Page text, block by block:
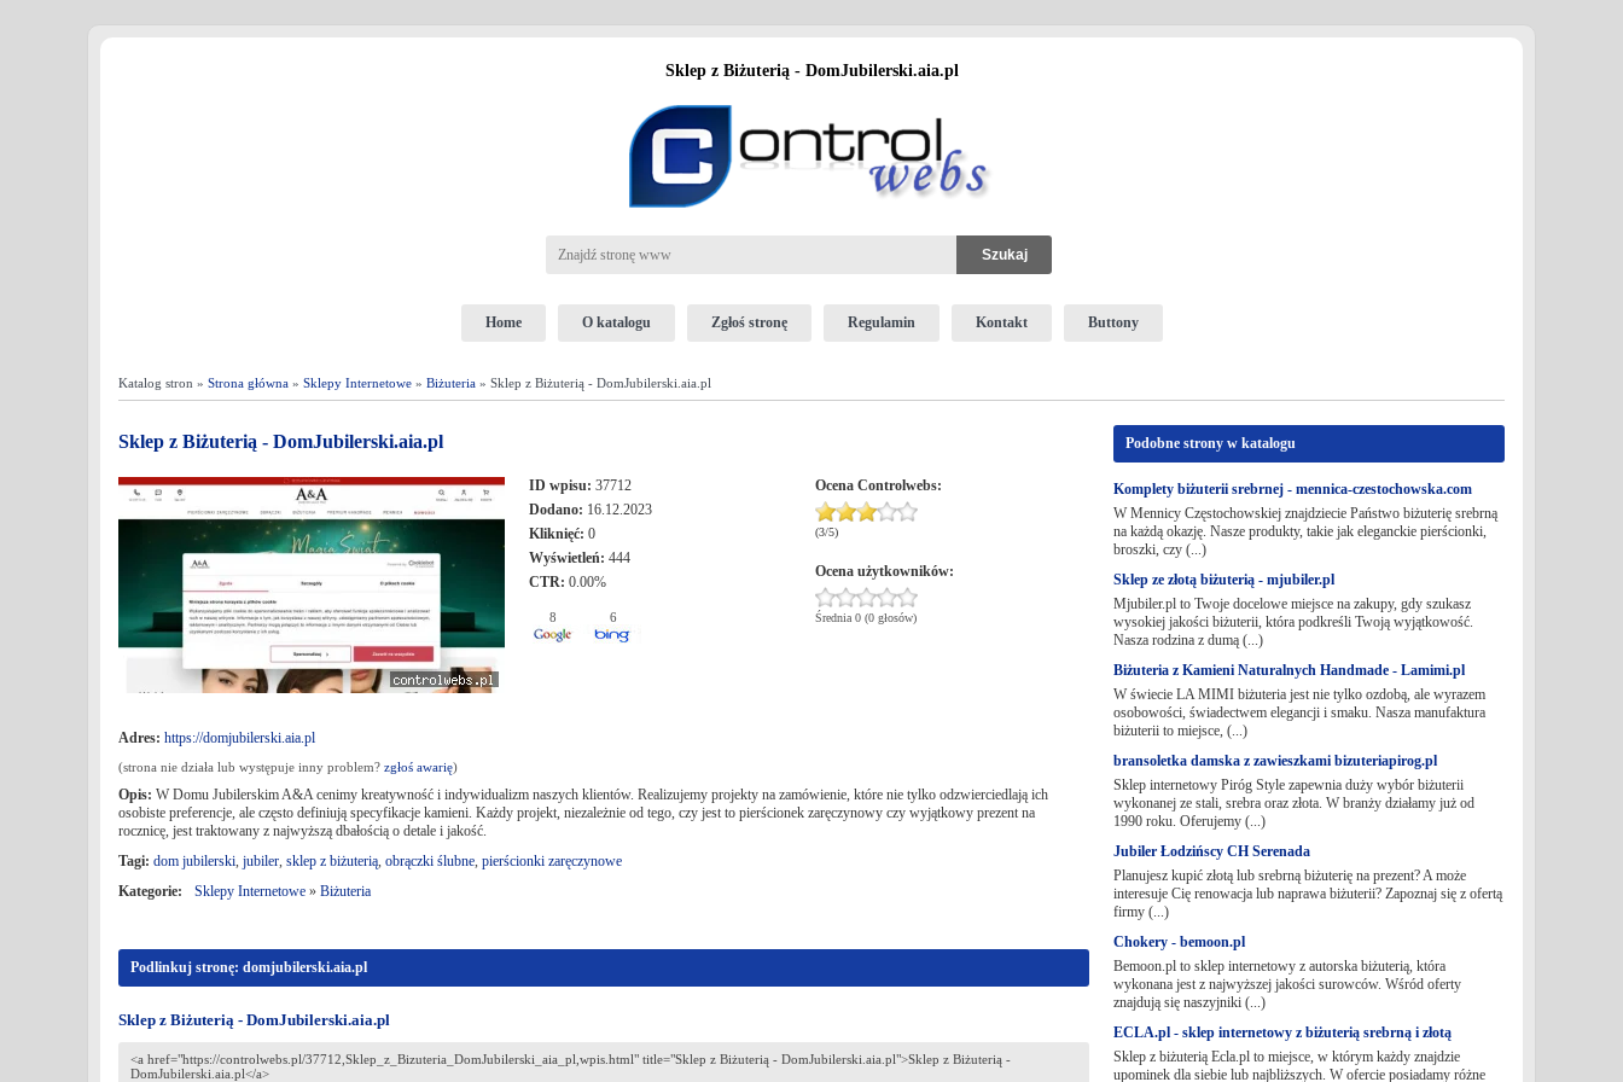
Sklep z Biżuterią - DomJubilerski.aia.pl
Home O katalogu Zgłoś stronę Regulamin Kontakt Buttony
Katalog stron » Strona główna » Sklepy Internetowe » Biżuteria » Sklep z Biżuterią - DomJubilerski.aia.pl
Sklep z Biżuterią - DomJubilerski.aia.pl
ID wpisu: 37712
Dodano: 16.12.2023
Kliknięć: 0
Wyświetleń: 444
CTR: 0.00%
8 6
Ocena Controlwebs:
(3/5)
Ocena użytkowników:
Średnia 0 (0 głosów)
Adres: https://domjubilerski.aia.pl
(strona nie działa lub występuje inny problem? zgłoś awarię)
Opis: W Domu Jubilerskim A&A cenimy kreatywność i indywidualizm naszych klientów. Realizujemy projekty na zamówienie, które nie tylko odzwierciedlają ich
osobiste preferencje, ale często definiują specyfikacje kamieni. Każdy projekt, niezależnie od tego, czy jest to pierścionek zaręczynowy czy wyjątkowy prezent na
rocznicę, jest traktowany z najwyższą dbałością o detale i jakość.
Tagi: dom jubilerski, jubiler, sklep z biżuterią, obrączki ślubne, pierścionki zaręczynowe
Kategorie:
Sklepy Internetowe » Biżuteria
Podlinkuj stronę: domjubilerski.aia.pl
Sklep z Biżuterią - DomJubilerski.aia.pl
Podobne strony w katalogu
Komplety biżuterii srebrnej - mennica-czestochowska.com
W Mennicy Częstochowskiej znajdziecie Państwo biżuterię srebrną
na każdą okazję. Nasze produkty, takie jak eleganckie pierścionki,
broszki, czy (...)
Sklep ze złotą biżuterią - mjubiler.pl
Mjubiler.pl to Twoje docelowe miejsce na zakupy, gdy szukasz
wysokiej jakości biżuterii, która podkreśli Twoją wyjątkowość.
Nasza rodzina z dumą (...)
Biżuteria z Kamieni Naturalnych Handmade - Lamimi.pl
W świecie LA MIMI biżuteria jest nie tylko ozdobą, ale wyrazem
osobowości, świadectwem elegancji i smaku. Nasza manufaktura
biżuterii to miejsce, (...)
bransoletka damska z zawieszkami bizuteriapirog.pl
Sklep internetowy Piróg Style zapewnia duży wybór biżuterii
wykonanej ze stali, srebra oraz złota. W branży działamy już od
1990 roku. Oferujemy (...)
Jubiler Łodzińscy CH Serenada
Planujesz kupić złotą lub srebrną biżuterię na prezent? A może
interesuje Cię renowacja lub naprawa biżuterii? Zapoznaj się z ofertą
firmy (...)
Chokery - bemoon.pl
Bemoon.pl to sklep internetowy z autorska biżuterią, która
wykonana jest z najwyższej jakości surowców. Wśród oferty
znajdują się naszyjniki (...)
ECLA.pl - sklep internetowy z biżuterią srebrną i złotą
Sklep z biżuterią Ecla.pl to miejsce, w którym każdy znajdzie
upominek dla siebie lub najbliższych. W ofercie posiadamy różne